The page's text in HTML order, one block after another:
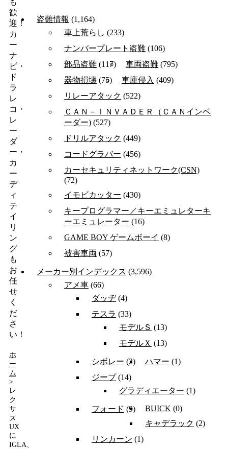
も
歓
迎！
カ
ー
ナ
ビ・
ド
ラ
レ
コ・
レ
ー
ダ
ー・
カ
ー
デ
ィ
テ
イ
リ
ン
グ
も
お
任
せ
く
だ
さ
い！
ホ
ー
ム
>
レ
ク
サ
ス
UX
に
IGLA、
盗難情報 (1,164)
車上荒らし (233)
ナンバープレート盗難 (106)
部品盗難 (117) 車両盗難 (795)
器物損壊 (75) 車庫侵入 (409)
リレーアタック (522)
ＣＡＮ－ＩＮＶＡＤＥＲ（ＣＡＮインベ
ーダー) (527)
ドリルアタック (449)
コードグラバー (456)
カーセキュリティネットワーク(CSN)
(72)
イモビカッター (430)
キープログラマー／キーエミュレターキ
ーエミュレーター (16)
GAME BOY ゲームボーイ (8)
被害車両 (57)
メーカー別インデックス (3,596)
アメ車 (66)
ダッヂ(4)
テスラ (33)
モデルＳ (13)
モデルＸ (13)
シボレー (2) ハマー (1)
ジープ(14)
グラディエーター (1)
フォード (9) BUICK (0)
キャデラック (2)
リンカーン (1)